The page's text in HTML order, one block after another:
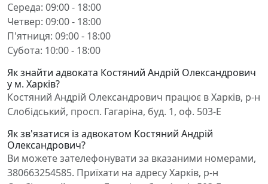
Середа: 09:00 - 18:00
Четвер: 09:00 - 18:00
П'ятниця: 09:00 - 18:00
Субота: 10:00 - 18:00
Як знайти адвоката Костяний Андрій Олександрович
у м. Харків?
Костяний Андрій Олександрович працює в Харків, р-н
Слобідський, просп. Гагаріна, буд. 1, оф. 503-Е
Як зв'язатися із адвокатом Костяний Андрій
Олександрович?
Ви можете зателефонувати за вказаними номерами,
380663254585. Приїхати на адресу Харків, р-н